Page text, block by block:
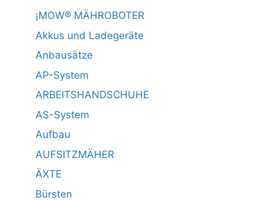
¡MOW® MÄHROBOTER
Akkus und Ladegeräte
Anbausätze
AP-System
ARBEITSHANDSCHUHE
AS-System
Aufbau
AUFSITZMÄHER
ÄXTE
Bürsten